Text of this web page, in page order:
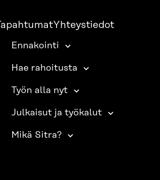
Yhteystiedot
Ennakointi
Hae rahoitusta
Työn alla nyt
Julkaisut ja työkalut
Mikä Sitra?